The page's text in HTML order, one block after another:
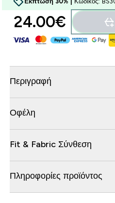
24.00€‎
Περιγραφή
Οφέλη
Fit & Fabric Σύνθεση
Πληροφορίες προϊόντος